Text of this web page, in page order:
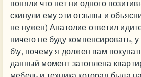
поняли что нет ни одного
скинули ему эти отзывы и
не нужен) Анатолие ответил
ничего не буду компенсировать,
б\у, почему я должен вам
данный момент затоплена